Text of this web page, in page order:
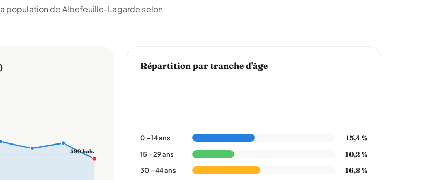
population de Albefeuille-Lagarde selon
590 hab.
Répartition par tranche d'âge
0 – 14 ans 15,4 %
15 – 29 ans 10,2 %
30 – 44 ans 16,8 %